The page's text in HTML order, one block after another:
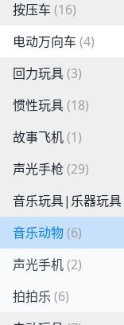
按压车 (16)
电动万向车 (4)
回力玩具(3)
惯性玩具(18)
故事飞机(1)
声光手枪 (29)
音乐玩具|乐器玩具
音乐动物(6)
声光手机(2)
拍拍乐 (6)